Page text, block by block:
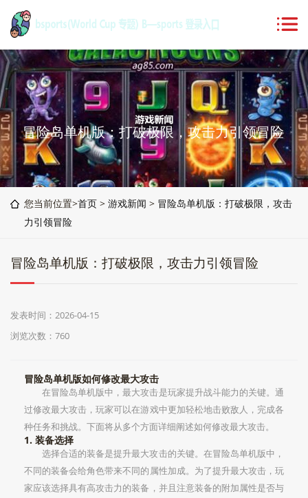
冒险岛单机版：打破极限，攻击力引领冒险
您当前位置>首页 > 游戏新闻 > 冒险岛单机版：打破极限，攻击
力引领冒险
冒险岛单机版：打破极限，攻击力引领冒险
发表时间：2026-04-15
浏览次数：760
冒险岛单机版如何修改最大攻击
在冒险岛单机版中，最大攻击是玩家提升战斗能力的关键。通
过修改最大攻击，玩家可以在游戏中更加轻松地击败敌人，完成各
种任务和挑战。下面将从多个方面详细阐述如何修改最大攻击。
1. 装备选择
选择合适的装备是提升最大攻击的关键。在冒险岛单机版中，
不同的装备会给角色带来不同的属性加成。为了提升最大攻击，玩
家应该选择具有高攻击力的装备，并且注意装备的附加属性是否与